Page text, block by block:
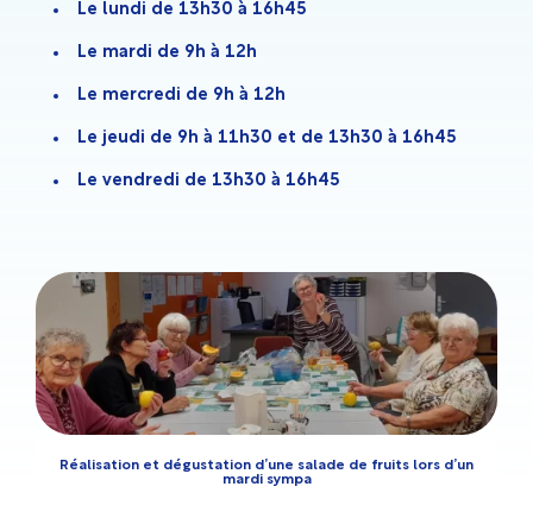
Le lundi de 13h30 à 16h45
Le mardi de 9h à 12h
Le mercredi de 9h à 12h
Le jeudi de 9h à 11h30 et de 13h30 à 16h45
Le vendredi de 13h30 à 16h45
Réalisation et dégustation d’une salade de fruits lors d’un
mardi sympa